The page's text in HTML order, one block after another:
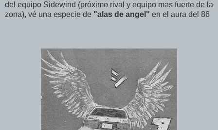
del equipo Sidewind (próximo rival y equipo mas fuerte de la
zona), vé una especie de "alas de angel" en el aura del 86